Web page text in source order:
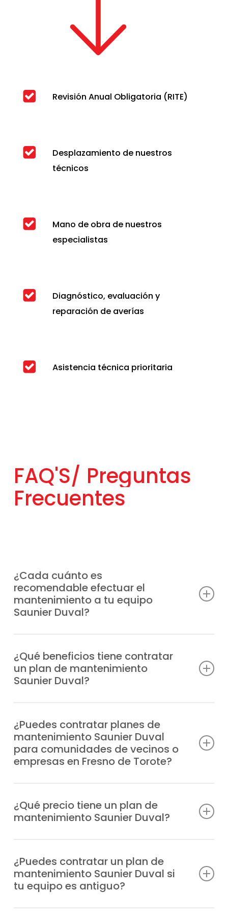
Revisión Anual Obligatoria (RITE)
Desplazamiento de nuestros
técnicos
Mano de obra de nuestros
especialistas
Diagnóstico, evaluación y
reparación de averías
Asistencia técnica prioritaria
FAQ'S/ Preguntas
Frecuentes
¿Cada cuánto es
recomendable efectuar el
mantenimiento a tu equipo
Saunier Duval?
una vez al año, aunque la frecuencia puede
variar según el uso del equipo y de la
puesta a punto que desees.
¿Qué beneficios tiene contratar
un plan de mantenimiento
Saunier Duval?
mejor equipo técnico, prolongas la vida útil
del equipo, reduces el gasto de energía y
garantizas la seguridad en tu hogar.
¿Puedes contratar planes de
mantenimiento Saunier Duval
para comunidades de vecinos o
empresas en Fresno de Torote?
mantenimiento Saunier Duval pensados
para hogares, comunidades de
¿Qué precio tiene un plan de
mantenimiento Saunier Duval?
ajustadas, según cada instalación y al tipo
de equipo.
¿Puedes contratar un plan de
mantenimiento Saunier Duval si
tu equipo es antiguo?